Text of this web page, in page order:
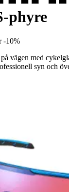
phyre
-10%
vägen med
syn och